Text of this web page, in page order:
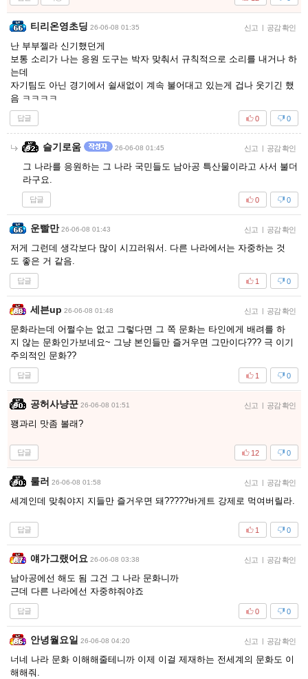
티리온영초딩 26-06-08 01:35 신고 | 공감 확인
난 부부젤라 신기했던게
보통 소리가 나는 응원 도구는 박자 맞춰서 규칙적으로 소리를 내거나 하
는데
자기팀도 아닌 경기에서 쉴새없이 계속 불어대고 있는게 겁나 웃기긴 했
음 ㅋㅋㅋㅋ
답글 0
0
슬기로움 26-06-08 01:45 신고 | 공감 확인
그 나라를 응원하는 그 나라 국민들도 남아공 특산물이라고 사서 불더
라구요.
답글 0
0
운빨만 26-06-08 01:43 신고 | 공감 확인
저게 그런데 생각보다 많이 시끄러워서. 다른 나라에서는 자중하는 것
도 좋은 거 같음.
답글 0
1
세븐up 26-06-08 01:48 신고 | 공감 확인
문화라는데 어쩔수는 없고 그렇다면 그 쪽 문화는 타인에게 배려를 하
지 않는 문화인가보네요~ 그냥 본인들만 즐거우면 그만이다??? 극 이기
주의적인 문화??
답글 0
1
공허사냥꾼 26-06-08 01:51 신고 | 공감 확인
꽹과리 맛좀 볼래?
답글 0
12
룰러 26-06-08 01:58 신고 | 공감 확인
세계인데 맞춰야지 지들만 즐거우면 돼?????바게트 강제로 먹여버릴라.
답글 0
1
얘가그랬어요 26-06-08 03:38 신고 | 공감 확인
남아공에선 해도 됨 그건 그 나라 문화니까
근데 다른 나라에선 자중햐줘야죠
답글 0
0
안녕월요일 26-06-08 04:20 신고 | 공감 확인
너네 나라 문화 이해해줄테니까 이제 이걸 제재하는 전세계의 문화도 이
해해줘.